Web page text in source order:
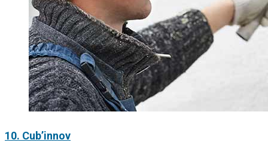
10. Cub’innov